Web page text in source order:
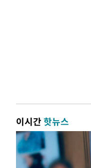
이시간핫뉴스